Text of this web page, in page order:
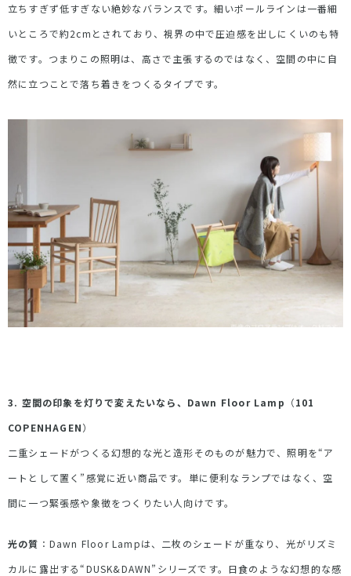
立ちすぎず低すぎない絶妙なバランスです。細いポールラインは一番細
いところで約2cm とされており、視界の中で圧迫感を出しにくいのも特
徴です。つまりこの照明は、高さで主張するのではなく、空間の中に自
然に立つことで落ち着きをつくるタイプです。
3. 空間の印象を灯りで変えたいなら、 Dawn Floor Lamp （101
COPENHAGEN）
二重シェードがつくる幻想的な光と造形そのものが魅力で、照明を“ア
ートとして置く ”感覚に近い商品です。単に便利なランプではなく、空
間に一つ緊張感や象徴をつくりたい人向けです。
光の質 ： Dawn Floor Lampは、二枚のシェードが重なり、光がリズミ
カルに露出する“DUSK&DAWN” シリーズです。日食のような幻想的な感